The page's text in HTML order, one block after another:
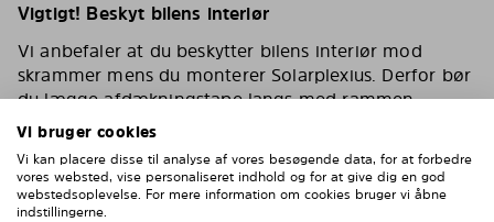
Vigtigt! Beskyt bilens interiør
Vi anbefaler at du beskytter bilens interiør mod
skrammer mens du monterer Solarplexius. Derfor bør
du lægge afdækningstape langs med rammen
omkring ruden eller dække toppen af dørens interiør
Vi bruger cookies
Vi kan placere disse til analyse af vores besøgende data, for at forbedre
vores websted, vise personaliseret indhold og for at give dig en god
webstedsoplevelse. For mere information om cookies bruger vi åbne
indstillingerne.